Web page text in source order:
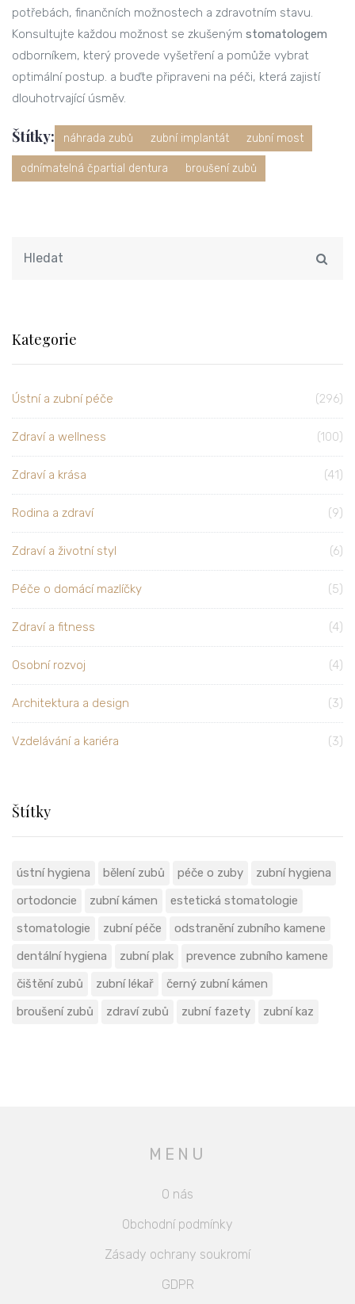
potřebách, finančních možnostech a zdravotním stavu.
Konsultujte každou možnost se zkušeným stomatologem
odborníkem, který provede vyšetření a pomůže vybrat
optimální postup. a buďte připraveni na péči, která zajistí
dlouhotrvající úsměv.
Štítky: náhrada zubů zubní implantát zubní most
odnímatelná čpartial dentura broušení zubů
Kategorie
Ústní a zubní péče (296)
Zdraví a wellness (100)
Zdraví a krása (41)
Rodina a zdraví (9)
Zdraví a životní styl (6)
Péče o domácí mazlíčky (5)
Zdraví a fitness (4)
Osobní rozvoj (4)
Architektura a design (3)
Vzdelávání a kariéra (3)
Štítky
ústní hygiena bělení zubů péče o zuby
zubní hygiena
ortodoncie
zubní kámen
estetická stomatologie
stomatologie
zubní péče
odstranění zubního kamene
dentální hygiena
zubní plak
prevence zubního kamene
čištění zubů
zubní lékař
černý zubní kámen
broušení zubů
zdraví zubů zubní fazety zubní kaz
MENU
O nás
Obchodní podmínky
Zásady ochrany soukromí
GDPR